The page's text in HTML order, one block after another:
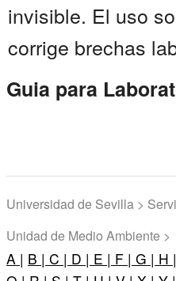
invisible. El uso
corrige brechas
Guia para
Universidad de Sevilla >
Unidad de Medio Ambiente >
A | B | C | D | E | F | G | H |